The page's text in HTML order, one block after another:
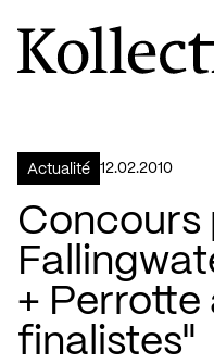
Aller à la page d'accueil
Logo Kollectif
Actualité 12.02.2010
Concours
+
finalistes"